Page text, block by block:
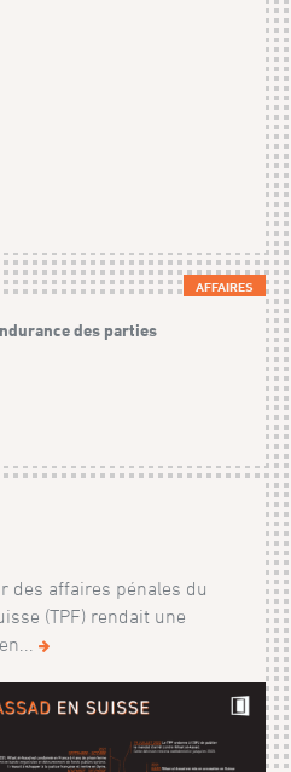
AFFAIRES
des parties
des affaires pénales du
(TPF) rendait une